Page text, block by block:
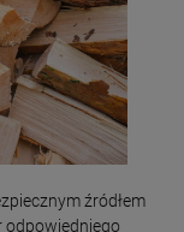
źródłem
odpowiedniego